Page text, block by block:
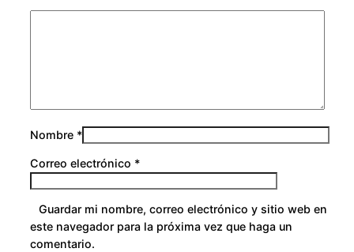
Nombre *
Correo electrónico *
Guardar mi nombre, correo electrónico y sitio web en
este navegador para la próxima vez que haga un
comentario.